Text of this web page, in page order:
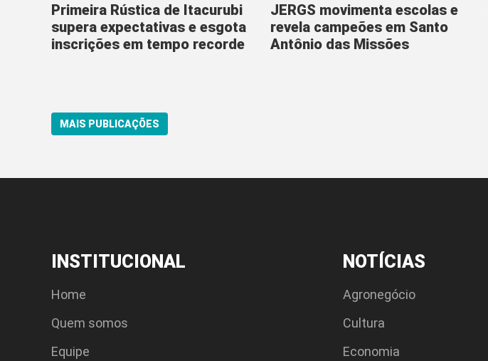
Primeira Rústica de Itacurubi
supera expectativas e esgota
inscrições em tempo recorde
JERGS movimenta escolas e
revela campeões em Santo
Antônio das Missões
MAIS PUBLICAÇÕES
INSTITUCIONAL
Home
Quem somos
Equipe
NOTÍCIAS
Agronegócio
Cultura
Economia